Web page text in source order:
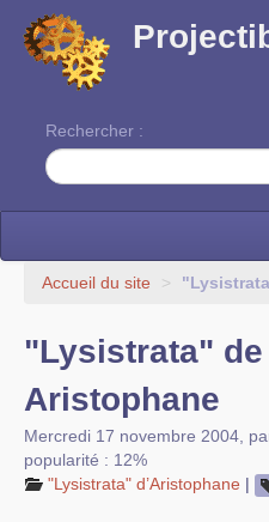
Rechercher :
La ruche
Cinéma
Accueil du site >
"Lysistrata" de
Aristophane
Mercredi 17 novembre 2004
popularité : 12%
"Lysistrata" d’Aristophane |